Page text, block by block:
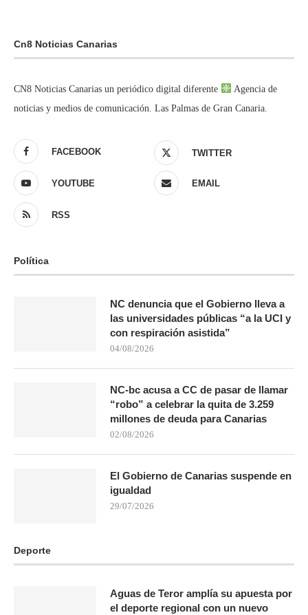
Cn8 Noticias Canarias
CN8 Noticias Canarias un periódico digital diferente
Agencia de
noticias y medios de comunicación. Las Palmas de Gran Canaria.
FACEBOOK TWITTER
YOUTUBE EMAIL
RSS
Política
NC denuncia que el Gobierno lleva a
las universidades públicas “a la UCI y
con respiración asistida”
04/08/2026
NC-bc acusa a CC de pasar de llamar
“robo” a celebrar la quita de 3.259
millones de deuda para Canarias
02/08/2026
El Gobierno de Canarias suspende en
igualdad
29/07/2026
Deporte
Aguas de Teror amplía su apuesta por
el deporte regional con un nuevo